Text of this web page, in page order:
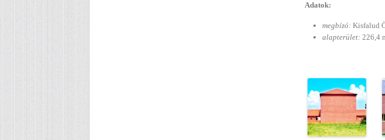
Adatok:
megbízó: Kisfalud
alapterület: 226,4